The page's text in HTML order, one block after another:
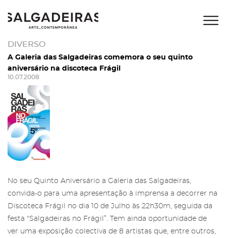
DIVERSO
A Galeria das Salgadeiras comemora o seu quinto
aniversário na discoteca Frágil
10.07.2008
No seu Quinto Aniversário a Galeria das Salgadeiras,
convida-o para uma apresentação à imprensa a decorrer na
Discoteca Frágil no dia 10 de Julho às 22h30m, seguida da
festa “Salgadeiras no Frágil”. Tem ainda oportunidade de
ver uma exposição colectiva de 8 artistas que, entre outros,